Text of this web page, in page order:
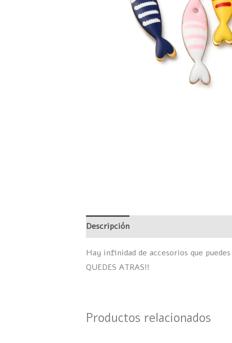
Descripción
Hay infinidad de accesorios que
QUEDES ATRAS!!
Productos relacionados